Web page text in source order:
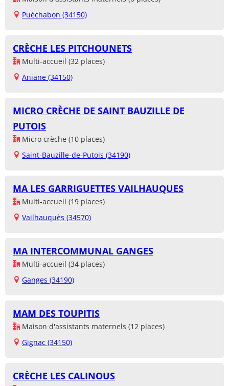
Puéchabon (34150)
CRÈCHE LES PITCHOUNETS
Multi-accueil (32 places)
Aniane (34150)
MICRO CRÈCHE DE SAINT BAUZILLE DE
PUTOIS
Micro crèche (10 places)
Saint-Bauzille-de-Putois (34190)
MA LES GARRIGUETTES VAILHAUQUES
Multi-accueil (19 places)
Vailhauquès (34570)
MA INTERCOMMUNAL GANGES
Multi-accueil (34 places)
Ganges (34190)
MAM DES TOUPITIS
Maison d'assistants maternels (12 places)
Gignac (34150)
CRÈCHE LES CALINOUS